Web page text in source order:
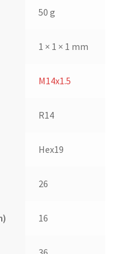
50 g
1 × 1 × 1 mm
M14x1.5
R14
Hex19
26
16